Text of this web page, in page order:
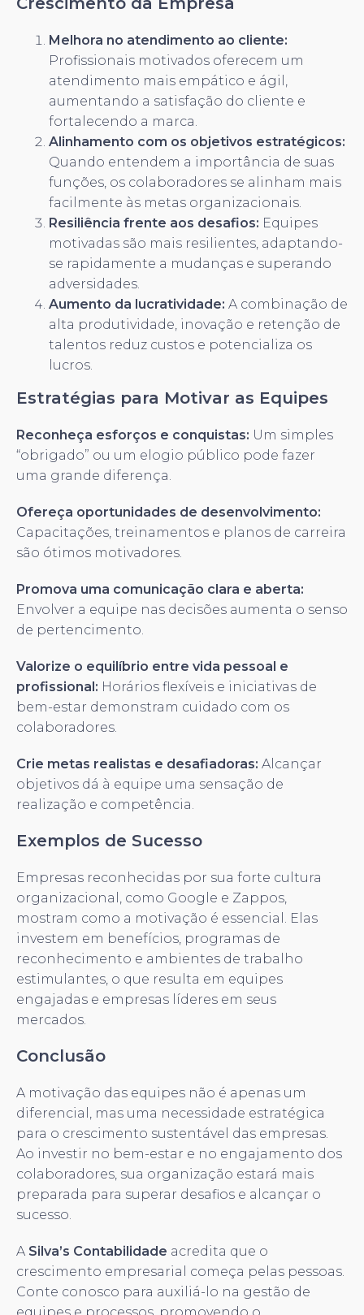
Melhora no atendimento ao cliente:
Profissionais motivados oferecem um
atendimento mais empático e ágil,
aumentando a satisfação do cliente e
fortalecendo a marca.
Alinhamento com os objetivos estratégicos:
Quando entendem a importância de suas
funções, os colaboradores se alinham mais
facilmente às metas organizacionais.
Resiliência frente aos desafios: Equipes
motivadas são mais resilientes, adaptando-
se rapidamente a mudanças e superando
adversidades.
Aumento da lucratividade: A combinação de
alta produtividade, inovação e retenção de
talentos reduz custos e potencializa os
lucros.
Estratégias para Motivar as Equipes
Reconheça esforços e conquistas: Um simples
“obrigado” ou um elogio público pode fazer
uma grande diferença.
Ofereça oportunidades de desenvolvimento:
Capacitações, treinamentos e planos de carreira
são ótimos motivadores.
Promova uma comunicação clara e aberta:
Envolver a equipe nas decisões aumenta o senso
de pertencimento.
Valorize o equilíbrio entre vida pessoal e
profissional: Horários flexíveis e iniciativas de
bem-estar demonstram cuidado com os
colaboradores.
Crie metas realistas e desafiadoras: Alcançar
objetivos dá à equipe uma sensação de
realização e competência.
Exemplos de Sucesso
Empresas reconhecidas por sua forte cultura
organizacional, como Google e Zappos,
mostram como a motivação é essencial. Elas
investem em benefícios, programas de
reconhecimento e ambientes de trabalho
estimulantes, o que resulta em equipes
engajadas e empresas líderes em seus
mercados.
Conclusão
A motivação das equipes não é apenas um
diferencial, mas uma necessidade estratégica
para o crescimento sustentável das empresas.
Ao investir no bem-estar e no engajamento dos
colaboradores, sua organização estará mais
preparada para superar desafios e alcançar o
sucesso.
A Silva’s Contabilidade acredita que o
crescimento empresarial começa pelas pessoas.
Conte conosco para auxiliá-lo na gestão de